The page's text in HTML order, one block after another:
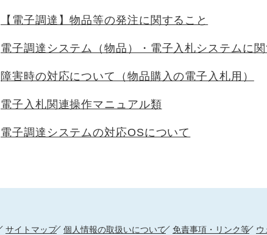
【電子調達】物品等の発注に関すること
電子調達システム（物品）・電子入札システムに
障害時の対応について（物品購入の電子入札用）
電子入札関連操作マニュアル類
電子調達システムの対応OSについて
サイトマップ 個人情報の取扱いについて 免責事項・リンク等 ウ